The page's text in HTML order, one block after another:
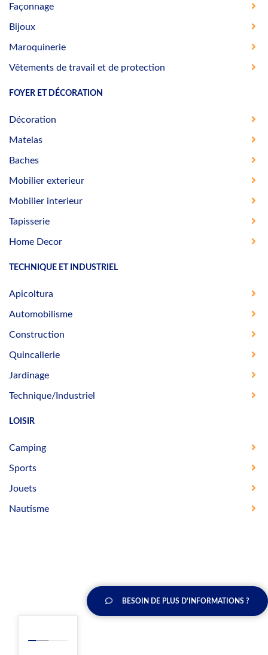
Façonnage
Bijoux
Maroquinerie
Vêtements de travail et de protection
FOYER ET DÉCORATION
Décoration
Matelas
Baches
Mobilier exterieur
Mobilier interieur
Tapisserie
Home Decor
TECHNIQUE ET INDUSTRIEL
Apicoltura
Automobilisme
Construction
Quincallerie
Jardinage
Technique/Industriel
LOISIR
Camping
Sports
Jouets
Nautisme
BESOIN DE PLUS D'INFORMATIONS ?